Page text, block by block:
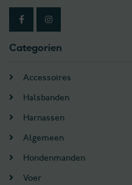
Categorien
Accessoires
Halsbanden
Harnassen
Algemeen
Hondenmanden
Voer